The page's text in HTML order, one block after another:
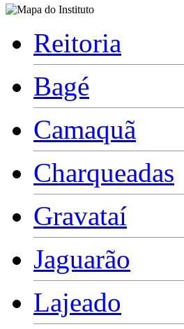
Reitoria
Bagé
Camaquã
Charqueadas
Gravataí
Jaguarão
Lajeado